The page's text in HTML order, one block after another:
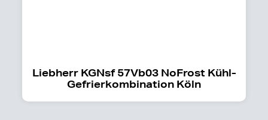
Liebherr KGNsf 57Vb03 NoFrost Kühl-
Gefrierkombination Köln